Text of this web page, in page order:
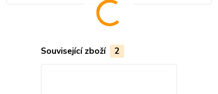
Související zboží 2